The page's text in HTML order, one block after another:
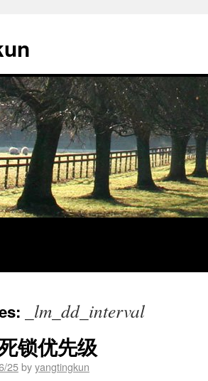
_lm_dd_interval
锁优先级
25byyangtingkun